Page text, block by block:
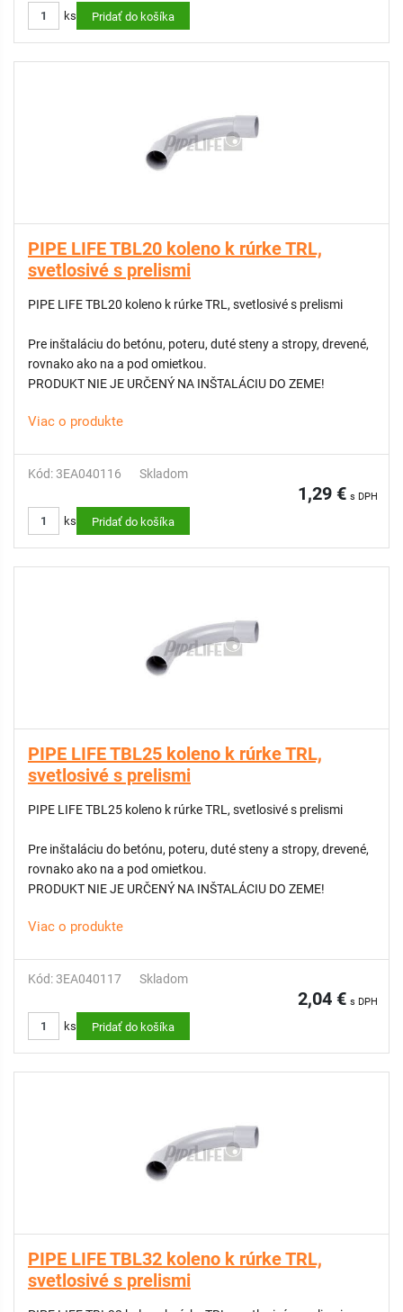
ks Pridať do košíka
PIPE LIFE TBL20 koleno k rúrke TRL,
svetlosivé s prelismi
PIPE LIFE TBL20 koleno k rúrke TRL, svetlosivé s prelismi
Pre inštaláciu do betónu, poteru, duté steny a stropy, drevené,
rovnako ako na a pod omietkou.
PRODUKT NIE JE URČENÝ NA INŠTALÁCIU DO ZEME!
Viac o produkte
Kód: 3EA040116 Skladom
1,29 € s DPH
ks Pridať do košíka
PIPE LIFE TBL25 koleno k rúrke TRL,
svetlosivé s prelismi
PIPE LIFE TBL25 koleno k rúrke TRL, svetlosivé s prelismi
Pre inštaláciu do betónu, poteru, duté steny a stropy, drevené,
rovnako ako na a pod omietkou.
PRODUKT NIE JE URČENÝ NA INŠTALÁCIU DO ZEME!
Viac o produkte
Kód: 3EA040117 Skladom
2,04 € s DPH
ks Pridať do košíka
PIPE LIFE TBL32 koleno k rúrke TRL,
svetlosivé s prelismi